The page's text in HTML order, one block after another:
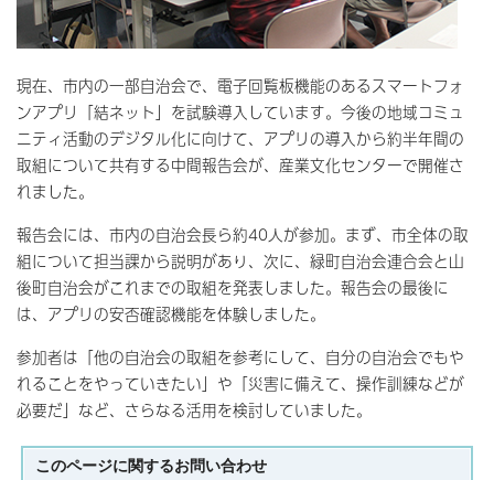
現在、市内の一部自治会で、電子回覧板機能のあるスマートフォ
ンアプリ「結ネット」を試験導入しています。今後の地域コミュ
ニティ活動のデジタル化に向けて、アプリの導入から約半年間の
取組について共有する中間報告会が、産業文化センターで開催さ
れました。
報告会には、市内の自治会長ら約40人が参加。まず、市全体の取
組について担当課から説明があり、次に、緑町自治会連合会と山
後町自治会がこれまでの取組を発表しました。報告会の最後に
は、アプリの安否確認機能を体験しました。
参加者は「他の自治会の取組を参考にして、自分の自治会でもや
れることをやっていきたい」や「災害に備えて、操作訓練などが
必要だ」など、さらなる活用を検討していました。
このページに関するお問い合わせ